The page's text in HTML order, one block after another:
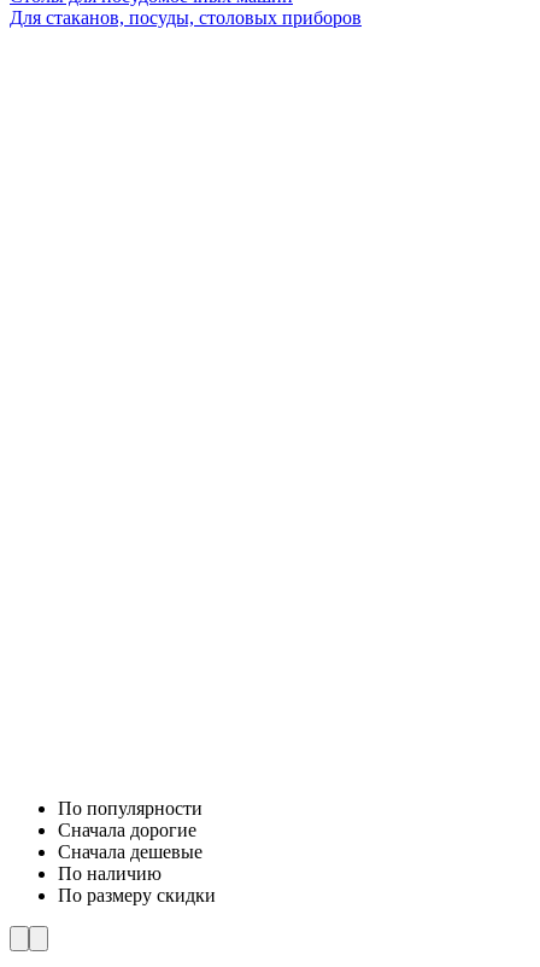
Для стаканов, посуды, столовых приборов
По популярности
Cначала дорогие
Cначала дешевые
По наличию
По размеру скидки